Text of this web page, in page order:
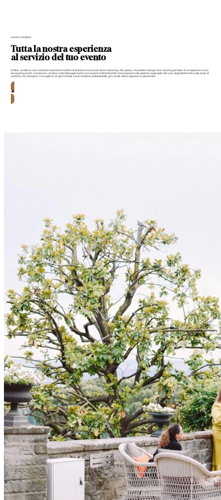
evento completo
Tutta la nostra esperienza
al servizio del tuo evento
In Elaia, crediamo che i momenti importanti meritino di diventare ricordi che durino nel tempo. Per questo, che abbiate bisogno di un catering per feste di compleanno o di un
banqueting eventi, ci teniamo a rendere i vostri festeggiamenti un’occasione indimenticabile. Dai preparativi alla gestione degli ospiti, alla cura degli allestimenti o alla presa di
contatto con i fotografi, ci occupiamo di ogni richiesta con la massima professionalità grazie alla nostra esperienza pluriennale.